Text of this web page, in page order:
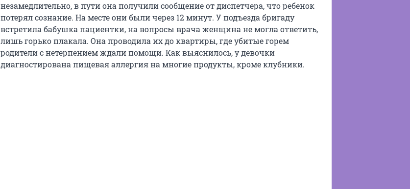
незамедлительно, в пути она получили сообщение от диспетчера, что ребенок
потерял сознание. На месте они были через 12 минут. У подъезда бригаду
встретила бабушка пациентки, на вопросы врача женщина не могла ответить,
лишь горько плакала. Она проводила их до квартиры, где убитые горем
родители с нетерпением ждали помощи. Как выяснилось, у девочки
диагностирована пищевая аллергия на многие продукты, кроме клубники.